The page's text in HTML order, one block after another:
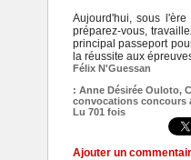
Aujourd'hui, sous l'ère
préparez-vous,
principal passeport
la réussite aux
Félix N'Guessan
: Anne Désirée Ouloto,
convocations concours
Lu 701 fois
Ajouter un